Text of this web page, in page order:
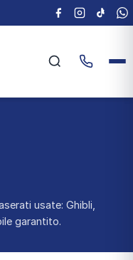
usate: Ghibli,
garantito.